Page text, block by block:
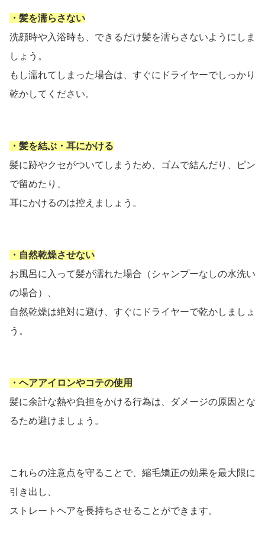
・髪を濡らさない
洗顔時や入浴時も、できるだけ髪を濡らさないようにしま
しょう。
もし濡れてしまった場合は、すぐにドライヤーでしっかり
乾かしてください。
・髪を結ぶ・耳にかける
髪に跡やクセがついてしまうため、ゴムで結んだり、ピン
で留めたり、
耳にかけるのは控えましょう。
・自然乾燥させない
お風呂に入って髪が濡れた場合（シャンプーなしの水洗い
の場合）、
自然乾燥は絶対に避け、すぐにドライヤーで乾かしましょ
う。
・ヘアアイロンやコテの使用
髪に余計な熱や負担をかける行為は、ダメージの原因とな
るため避けましょう。
これらの注意点を守ることで、縮毛矯正の効果を最大限に
引き出し、
ストレートヘアを長持ちさせることができます。